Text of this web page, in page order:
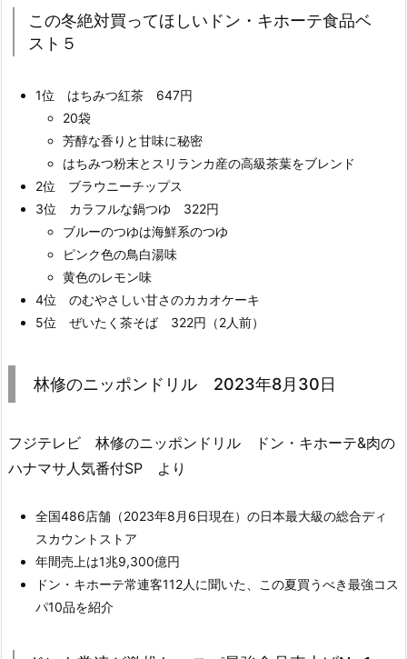
この冬絶対買ってほしいドン・キホーテ食品ベ
スト５
1位 はちみつ紅茶 647円
20袋
芳醇な香りと甘味に秘密
はちみつ粉末とスリランカ産の高級茶葉をブレンド
2位 ブラウニーチップス
3位 カラフルな鍋つゆ 322円
ブルーのつゆは海鮮系のつゆ
ピンク色の鳥白湯味
黄色のレモン味
4位 のむやさしい甘さのカカオケーキ
5位 ぜいたく茶そば 322円（2人前）
林修のニッポンドリル 2023年8月30日
フジテレビ 林修のニッポンドリル ドン・キホーテ&肉の
ハナマサ人気番付SP より
全国486店舗（2023年8月6日現在）の日本最大級の総合ディ
スカウントストア
年間売上は1兆9,300億円
ドン・キホーテ常連客112人に聞いた、この夏買うべき最強コス
パ10品を紹介